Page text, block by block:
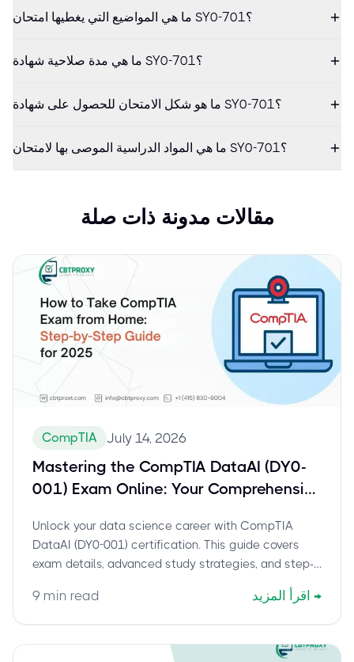
ما هي المواضيع التي يغطيها امتحان SY0-701؟
ما هي مدة صلاحية شهادة SY0-701؟
ما هو شكل الامتحان للحصول على شهادة SY0-701؟
ما هي المواد الدراسية الموصى بها لامتحان SY0-701؟
مقالات مدونة ذات صلة
CompTIA July 14, 2026
Mastering the CompTIA DataAI (DY0-
001) Exam Online: Your Comprehensive
Unlock your data science career with CompTIA
DataAI (DY0-001) certification. This guide covers
exam details, advanced study strategies, and step-
exam from home.
9 min read اقرأ المزيد →